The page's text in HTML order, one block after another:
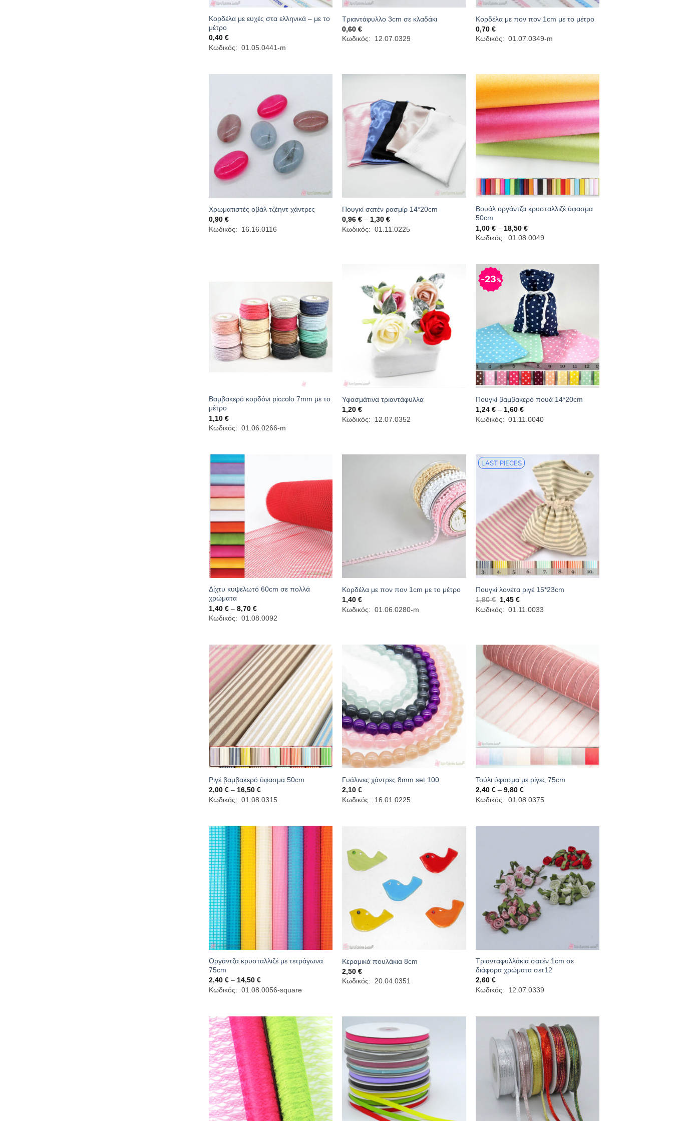
Κορδέλα με ευχές στα ελληνικά – με το
μέτρο
0,40 €
Κωδικός: 01.05.0441-m
Τριαντάφυλλο 3cm σε κλαδάκι
0,60€
Κωδικός: 12.07.0329
Κορδέλα με πον πον 1cm με το μέτρο
0,70€
Κωδικός: 01.07.0349-m
Χρωματιστές οβάλ τζέηντ χάντρες
0,90 €
Κωδικός: 16.16.0116
Πουγκί σατέν ρασμίρ 14*20cm
0,96€ – 1,30€Price
range:
0,96 €
Κωδικός: 01.11.0225
Βουάλ οργάντζα κρυσταλλιζέ ύφασμα
50cm
1,00€ – 18,50€Price
range:
1,00 €
Κωδικός: 01.08.0049
Βαμβακερό κορδόνι piccolo 7mm με το
μέτρο
1,10 €
Κωδικός: 01.06.0266-m
Υφασμάτινα τριαντάφυλλα
1,20€
Κωδικός: 12.07.0352
23%
Πουγκί βαμβακερό πουά 14*20cm
1,24€ – 1,60€Price
range:
1,24 €
Κωδικός: 01.11.0040
Δίχτυ κυψελωτό 60cm σε πολλά
χρώματα
1,40 € – 8,70 €Price
range:
1,40 €
Κωδικός: 01.08.0092
Κορδέλα με πον πον 1cm με το μέτρο
1,40€
Κωδικός: 01.06.0280-m
LAST PIECES
Πουγκί λονέτα ριγέ 15*23cm
1,80€ Original
price
was:
1,45€Η
τρέχουσα
τιμή
Κωδικός: 01.11.0033
Ριγέ βαμβακερό ύφασμα 50cm
2,00 € – 16,50 €Price
range:
2,00 €
Κωδικός: 01.08.0315
Γυάλινες χάντρες 8mm set 100
2,10€
Κωδικός: 16.01.0225
Τούλι ύφασμα με ρίγες 75cm
2,40€ – 9,80€Price
range:
2,40 €
Κωδικός: 01.08.0375
Οργάντζα κρυσταλλιζέ με τετράγωνα
75cm
2,40 € – 14,50 €Price
range:
2,40 €
Κωδικός: 01.08.0056-square
Κεραμικά πουλάκια 8cm
2,50€
Κωδικός: 20.04.0351
Τριανταφυλλάκια σατέν 1cm σε
διάφορα χρώματα σετ12
2,60€
Κωδικός: 12.07.0339